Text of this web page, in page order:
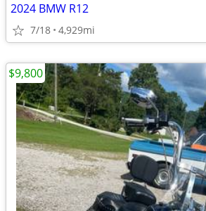
2024 BMW R12
7/18 4,929mi
$9,800